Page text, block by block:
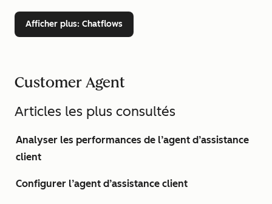
Afficher plus: Chatflows
Customer Agent
Articles les plus consultés
Analyser les performances de l’agent d’assistance
client
Configurer l’agent d’assistance client